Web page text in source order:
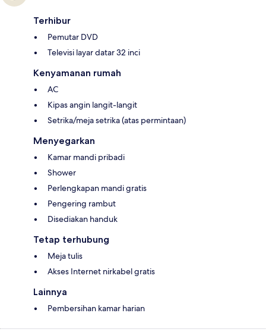
Terhibur
Pemutar DVD
Televisi layar datar 32 inci
Kenyamanan rumah
AC
Kipas angin langit-langit
Setrika/meja setrika (atas permintaan)
Menyegarkan
Kamar mandi pribadi
Shower
Perlengkapan mandi gratis
Pengering rambut
Disediakan handuk
Tetap terhubung
Meja tulis
Akses Internet nirkabel gratis
Lainnya
Pembersihan kamar harian